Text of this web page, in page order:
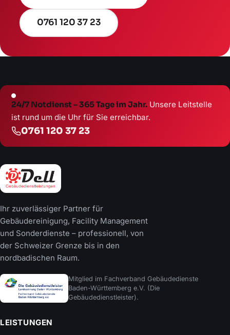
0761 120 37 23
24/7 Notdienst – 365 Tage im Jahr. Unsere Leitstelle
ist rund um die Uhr für Sie erreichbar.
0761 120 37 23
Ihr zuverlässiger Partner für
Gebäudereinigung, Facility Management
und Sonderdienste – professionell, von
der Schweizer Grenze bis in den
nordbadischen Raum.
Mitglied im Fachverband Gebäudedienste
Baden-Württemberg e.V. (Die
Gebäudedienstleister).
LEISTUNGEN